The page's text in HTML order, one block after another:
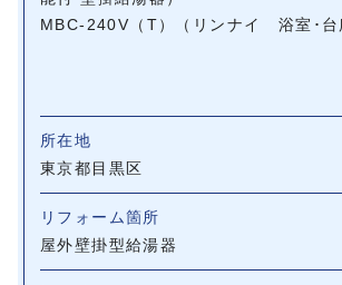
MBC-240V（T）（リンナイ 浴室･台
所在地
東京都目黒区
リフォーム箇所
屋外壁掛型給湯器